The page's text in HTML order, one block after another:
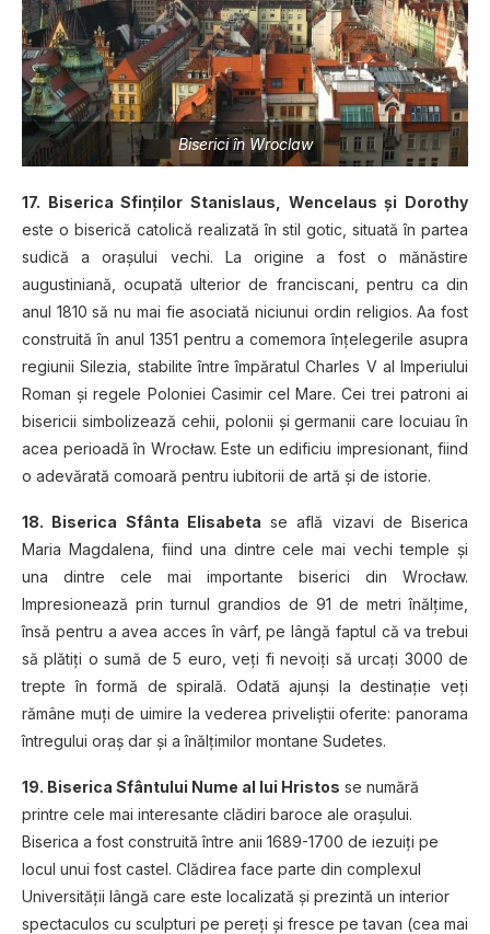
Biserici în Wroclaw
17. Biserica Sfinţilor Stanislaus, Wencelaus şi Dorothy
este o biserică catolică realizată în stil gotic, situată în partea
sudică a oraşului vechi. La origine a fost o mănăstire
augustiniană, ocupată ulterior de franciscani, pentru ca din
anul 1810 să nu mai fie asociată niciunui ordin religios. Aa fost
construită în anul 1351 pentru a comemora înţelegerile asupra
regiunii Silezia, stabilite între împăratul Charles V al Imperiului
Roman şi regele Poloniei Casimir cel Mare. Cei trei patroni ai
bisericii simbolizează cehii, polonii şi germanii care locuiau în
acea perioadă în Wrocław. Este un edificiu impresionant, fiind
o adevărată comoară pentru iubitorii de artă şi de istorie.
18. Biserica Sfânta Elisabeta se află vizavi de Biserica
Maria Magdalena, fiind una dintre cele mai vechi temple şi
una dintre cele mai importante biserici din Wrocław.
Impresionează prin turnul grandios de 91 de metri înălţime,
însă pentru a avea acces în vârf, pe lângă faptul că va trebui
să plătiţi o sumă de 5 euro, veţi fi nevoiţi să urcaţi 3000 de
trepte în formă de spirală. Odată ajunşi la destinaţie veţi
rămâne muţi de uimire la vederea priveliştii oferite: panorama
întregului oraş dar şi a înălţimilor montane Sudetes.
19. Biserica Sfântului Nume al lui Hristos se numără
printre cele mai interesante clădiri baroce ale oraşului.
Biserica a fost construită între anii 1689-1700 de iezuiţi pe
locul unui fost castel. Clădirea face parte din complexul
Universităţii lângă care este localizată şi prezintă un interior
spectaculos cu sculpturi pe pereţi şi fresce pe tavan (cea mai